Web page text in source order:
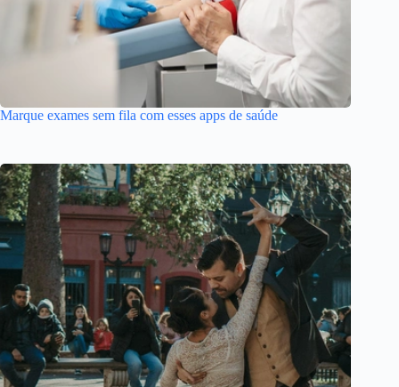
Marque exames sem fila com esses apps de saúde